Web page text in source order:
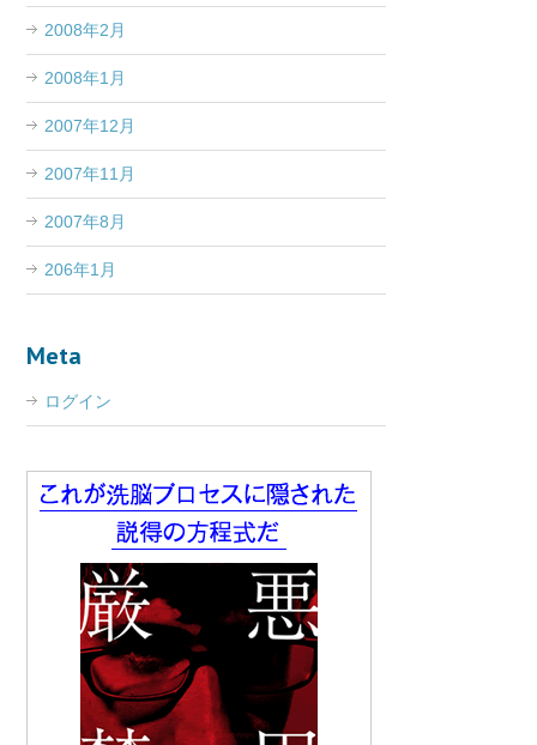
2008年2月
2008年1月
2007年12月
2007年11月
2007年8月
206年1月
Meta
ログイン